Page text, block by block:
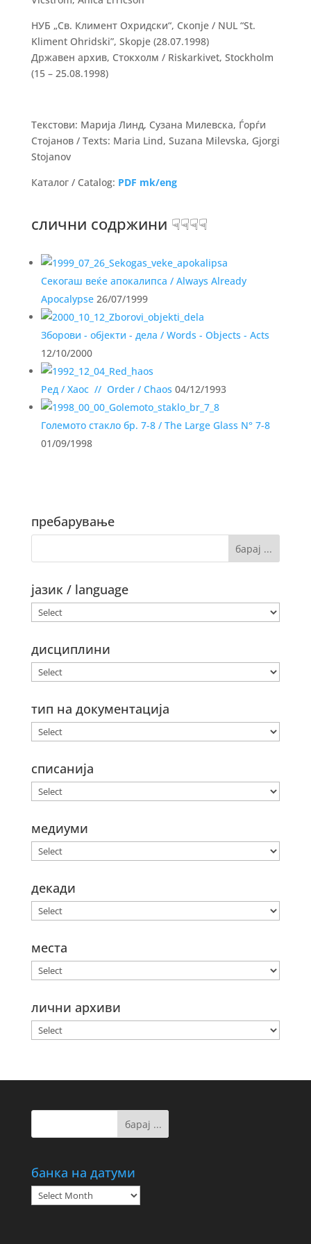
НУБ „Св. Климент Охридски“, Скопје / NUL “St.
Kliment Ohridski”, Skopje (28.07.1998)
Државен архив, Стокхолм / Riskarkivet, Stockholm
(15 – 25.08.1998)
Текстови: Марија Линд, Сузана Милевска, Ѓорѓи
Стојанов / Texts: Maria Lind, Suzana Milevska, Gjorgi
Stojanov
Каталог / Catalog: PDF mk/eng
слични содржини ☟☟☟☟
Секогаш веќе апокалипса / Always Already
Apocalypse26/07/1999
Зборови - објекти - дела / Words - Objects - Acts
12/10/2000
Ред / Хаос // Order / Chaos 04/12/1993
Големото стакло бр. 7-8 / The Large Glass N° 7-8
01/09/1998
пребарување
јазик / language
дисциплини
тип на документација
списанија
медиуми
декади
места
лични архиви
банка на датуми
банка
на